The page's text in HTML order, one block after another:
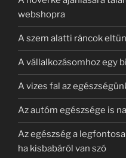
webshopra
A szem alatti ráncok
A vállalkozásomhoz egy
A vizes fal az
Az autóm egészsége is
Az egészség a
ha kisbabáról van szó